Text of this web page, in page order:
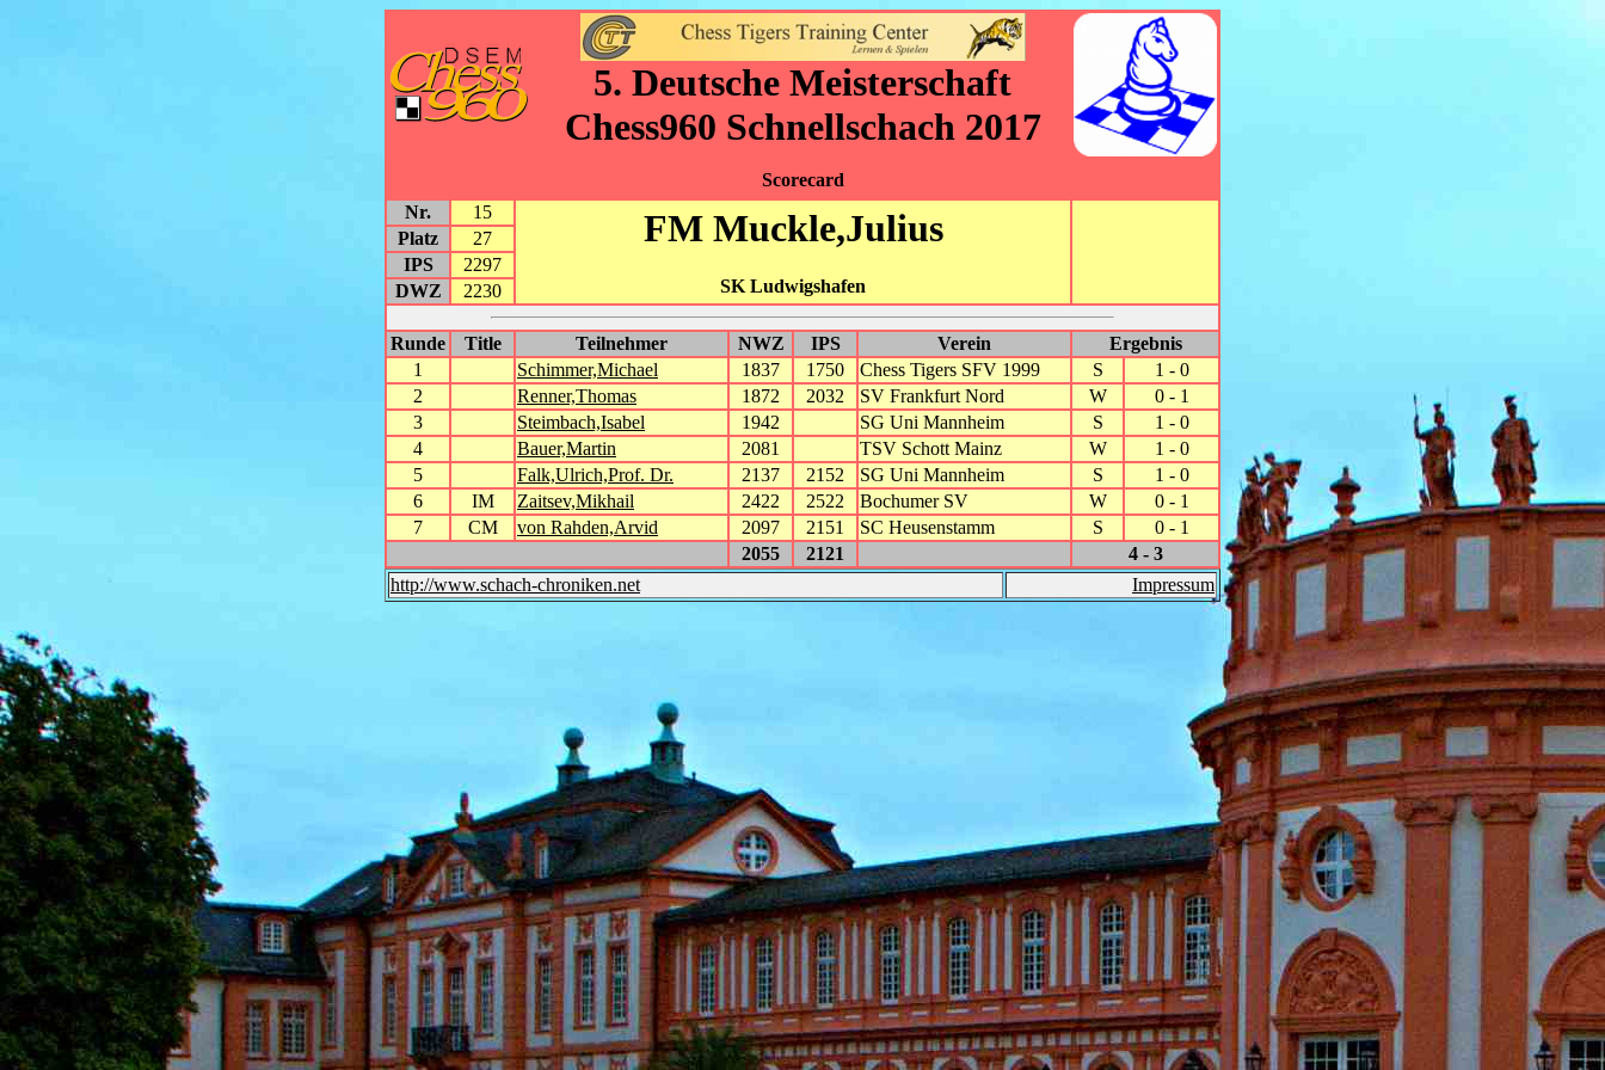
5. Deutsche Meisterschaft
Chess960 Schnellschach 2017
Scorecard
Nr.
15 FM Muckle,Julius
SK Ludwigshafen
Platz
27
IPS
2297
DWZ
2230
Runde Title Teilnehmer NWZ IPS Verein
Ergebnis
1
Schimmer,Michael 1837 1750 Chess Tigers SFV 1999 S
1 - 0
2
Renner,Thomas 1872 2032 SV Frankfurt Nord W
0 - 1
3
Steimbach,Isabel 1942 SG Uni Mannheim S
1 - 0
4
Bauer,Martin 2081 TSV Schott Mainz W
1 - 0
5
Falk,Ulrich,Prof. Dr. 2137 2152 SG Uni Mannheim S
1 - 0
6
IM Zaitsev,Mikhail 2422 2522 Bochumer SV W
0 - 1
7
CM von Rahden,Arvid 2097 2151 SC Heusenstamm S
0 - 1
2055
2121
4 - 3
http://www.schach-chroniken.net
Impressum